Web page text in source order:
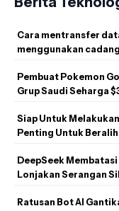
Cara mentransfer
menggunakan
Pembuat Pokemon
Grup Saudi Seharga
Siap Untuk
Penting Untuk
DeepSeek
Lonjakan Serangan
Ratusan Bot AI